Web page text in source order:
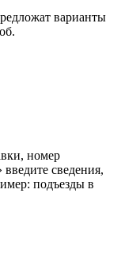
варианты
номер
сведения,
подъезды в